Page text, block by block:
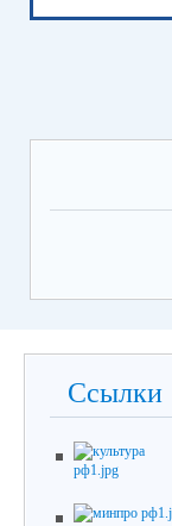
Ссылки